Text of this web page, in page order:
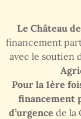
Le Château
financement
avec le soutien
Pour la 1ère
financement
d’urgence de la